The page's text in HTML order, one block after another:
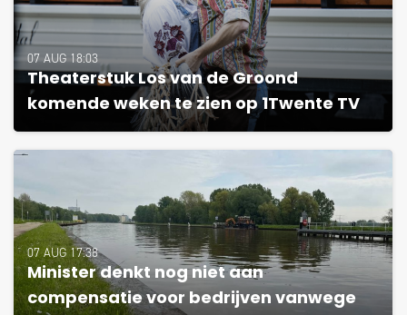
07 AUG 18:03
Theaterstuk Los van de Groond
komende weken te zien op 1Twente TV
07 AUG 17:38
Minister denkt nog niet aan
compensatie voor bedrijven vanwege